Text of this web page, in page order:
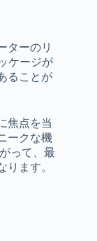
ターのリ
ケージが
ることが
焦点を当
ークな機
って、最
ます。